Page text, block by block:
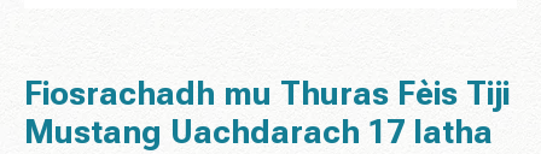
Fiosrachadh mu Thuras Fèis Tiji
Mustang Uachdarach 17 latha